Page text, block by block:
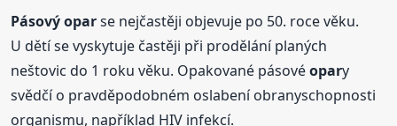
Pásový oparse nejčastěji objevuje po 50. roce věku.
U dětí se vyskytuje častěji při prodělání planých
neštovic do 1 roku věku. Opakované pásovéopary
svědčí o pravděpodobném oslabení obranyschopnosti
organismu, například HIV infekcí.